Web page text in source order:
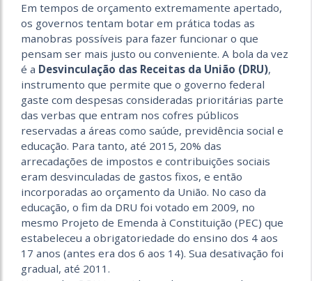
Em tempos de orçamento extremamente apertado,
os governos tentam botar em prática todas as
manobras possíveis para fazer funcionar o que
pensam ser mais justo ou conveniente. A bola da vez
é a Desvinculação das Receitas da União (DRU),
instrumento que permite que o governo federal
gaste com despesas consideradas prioritárias parte
das verbas que entram nos cofres públicos
reservadas a áreas como saúde, previdência social e
educação. Para tanto, até 2015, 20% das
arrecadações de impostos e contribuições sociais
eram desvinculadas de gastos fixos, e então
incorporadas ao orçamento da União. No caso da
educação, o fim da DRU foi votado em 2009, no
mesmo Projeto de Emenda à Constituição (PEC) que
estabeleceu a obrigatoriedade do ensino dos 4 aos
17 anos (antes era dos 6 aos 14). Sua desativação foi
gradual, até 2011.